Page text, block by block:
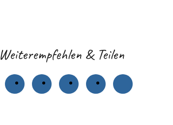
Weiterempfehlen & Teilen